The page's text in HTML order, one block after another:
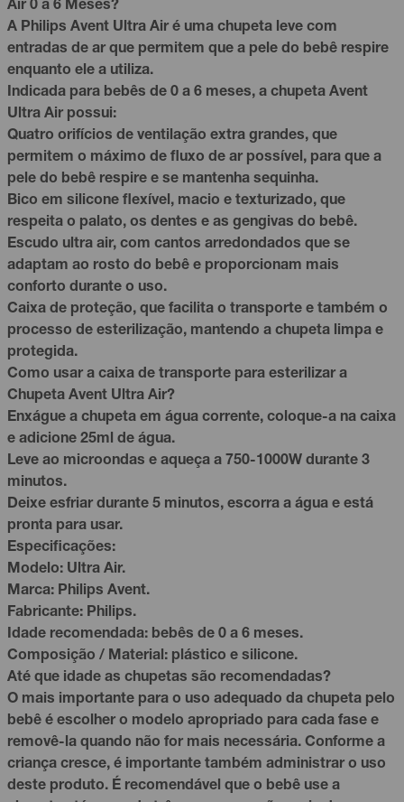
Air 0 a 6 Meses?
A Philips Avent Ultra Air é uma chupeta leve com
entradas de ar que permitem que a pele do bebê respire
enquanto ele a utiliza.
Indicada para bebês de 0 a 6 meses, a chupeta Avent
Ultra Air possui:
Quatro orifícios de ventilação extra grandes, que
permitem o máximo de fluxo de ar possível, para que a
pele do bebê respire e se mantenha sequinha.
Bico em silicone flexível, macio e texturizado, que
respeita o palato, os dentes e as gengivas do bebê.
Escudo ultra air, com cantos arredondados que se
adaptam ao rosto do bebê e proporcionam mais
conforto durante o uso.
Caixa de proteção, que facilita o transporte e também o
processo de esterilização, mantendo a chupeta limpa e
protegida.
Como usar a caixa de transporte para esterilizar a
Chupeta Avent Ultra Air?
Enxágue a chupeta em água corrente, coloque-a na caixa
e adicione 25ml de água.
Leve ao microondas e aqueça a 750-1000W durante 3
minutos.
Deixe esfriar durante 5 minutos, escorra a água e está
pronta para usar.
Especificações:
Modelo: Ultra Air.
Marca: Philips Avent.
Fabricante: Philips.
Idade recomendada: bebês de 0 a 6 meses.
Composição / Material: plástico e silicone.
Até que idade as chupetas são recomendadas?
O mais importante para o uso adequado da chupeta pelo
bebê é escolher o modelo apropriado para cada fase e
removê-la quando não for mais necessária. Conforme a
criança cresce, é importante também administrar o uso
deste produto. É recomendável que o bebê use a